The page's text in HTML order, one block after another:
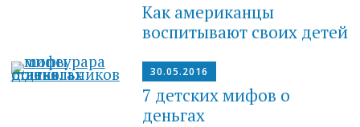
Как американцы
воспитывают своих детей
30.05.2016
7 детских мифов о
деньгах